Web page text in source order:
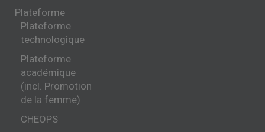
Plateforme
Plateforme
technologique
Plateforme
académique
(incl. Promotion
de la femme)
CHEOPS